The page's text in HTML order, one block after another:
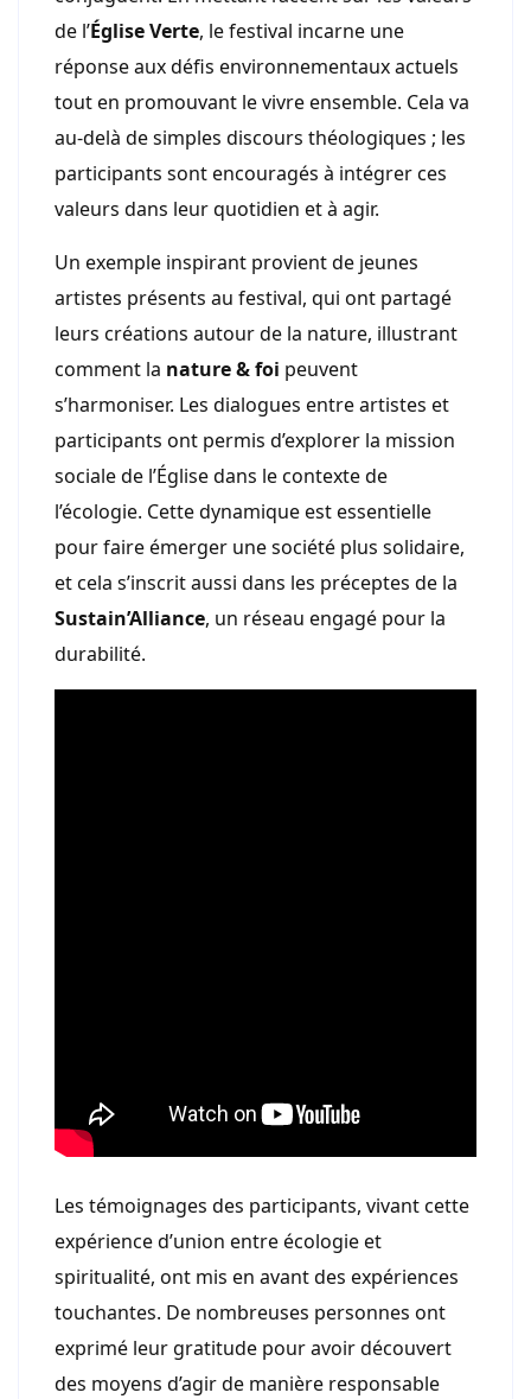
de l’Église Verte, le festival incarne une
réponse aux défis environnementaux actuels
tout en promouvant le vivre ensemble. Cela va
au-delà de simples discours théologiques ; les
participants sont encouragés à intégrer ces
valeurs dans leur quotidien et à agir.
Un exemple inspirant provient de jeunes
artistes présents au festival, qui ont partagé
leurs créations autour de la nature, illustrant
comment la nature & foi peuvent
s’harmoniser. Les dialogues entre artistes et
participants ont permis d’explorer la mission
sociale de l’Église dans le contexte de
l’écologie. Cette dynamique est essentielle
pour faire émerger une société plus solidaire,
et cela s’inscrit aussi dans les préceptes de la
Sustain’Alliance, un réseau engagé pour la
durabilité.
Les témoignages des participants, vivant cette
expérience d’union entre écologie et
spiritualité, ont mis en avant des expériences
touchantes. De nombreuses personnes ont
exprimé leur gratitude pour avoir découvert
des moyens d’agir de manière responsable